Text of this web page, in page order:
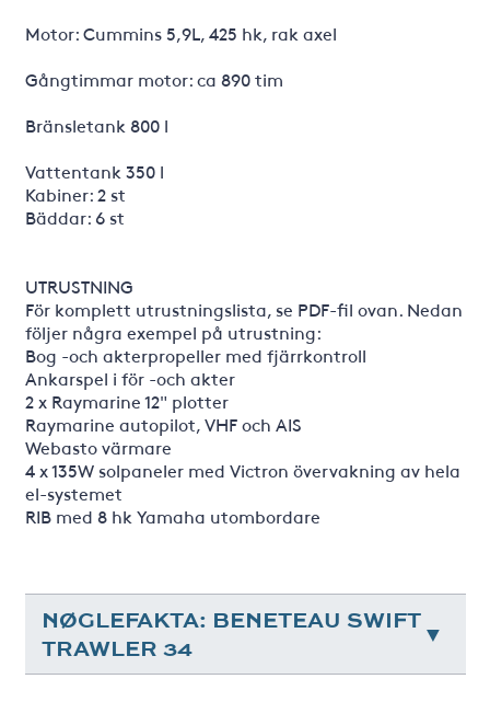
Motor: Cummins 5,9L, 425 hk, rak axel
Gångtimmar motor: ca 890 tim
Bränsletank 800 l
Vattentank 350 l
Kabiner: 2 st
Bäddar: 6 st
UTRUSTNING
För komplett utrustningslista, se PDF-fil ovan. Nedan
följer några exempel på utrustning:
Bog -och akterpropeller med fjärrkontroll
Ankarspel i för -och akter
2 x Raymarine 12" plotter
Raymarine autopilot, VHF och AIS
Webasto värmare
4 x 135W solpaneler med Victron övervakning av hela
el-systemet
RIB med 8 hk Yamaha utombordare
NØGLEFAKTA: BENETEAU SWIFT
TRAWLER 34